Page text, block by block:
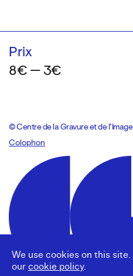
We use cookies on this
our cookie policy.
Prix
8€ — 3€
© Centre de la Gravure et de
Colophon
Design:Marcel Kaczmarek